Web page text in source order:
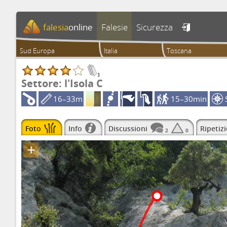
falesiaonline Falesie Sicurezza 
Sud Europa Italia Toscana
3
Settore: l'Isola C
16–33m 15–30min
Foto Info Discussioni 2 0
+